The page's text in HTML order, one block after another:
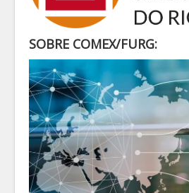
SECRETARIA
CONTATO
LOGIN
SOBRE COMEX/FURG: